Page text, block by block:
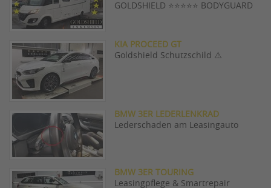
GOLDSHIELD ⭐️⭐️⭐️⭐️⭐️ BODYGUARD
KIA PROCEED GT
Goldshield Schutzschild ⚠️
BMW 3ER LEDERLENKRAD
Lederschaden am Leasingauto
BMW 3ER TOURING
Leasingpflege & Smartrepair